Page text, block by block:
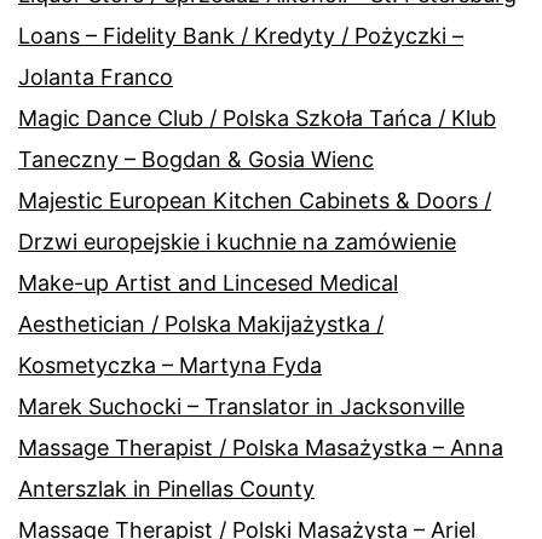
Loans – Fidelity Bank / Kredyty / Pożyczki –
Jolanta Franco
Magic Dance Club / Polska Szkoła Tańca / Klub
Taneczny – Bogdan & Gosia Wienc
Majestic European Kitchen Cabinets & Doors /
Drzwi europejskie i kuchnie na zamówienie
Make-up Artist and Lincesed Medical
Aesthetician / Polska Makijażystka /
Kosmetyczka – Martyna Fyda
Marek Suchocki – Translator in Jacksonville
Massage Therapist / Polska Masażystka – Anna
Anterszlak in Pinellas County
Massage Therapist / Polski Masażysta – Ariel